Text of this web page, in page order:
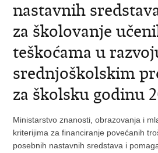
nastavnih
za školovanje
teškoćama u
srednjoškolskim
za školsku godinu
Ministarstvo znanosti, obrazovanja i
kriterijima za financiranje povećanih
posebnih nastavnih sredstava i